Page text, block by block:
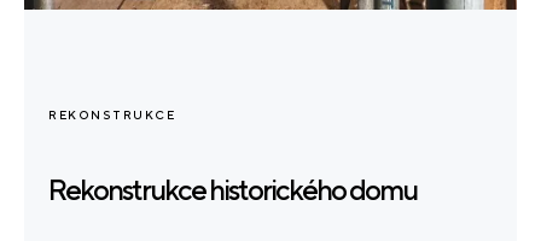
REKONSTRUKCE
Rekonstrukce historického domu